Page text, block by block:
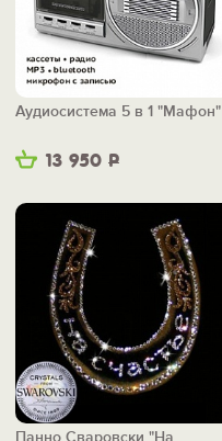
13 950 Р
Аудиосистема 5 в 1 "Мафон"